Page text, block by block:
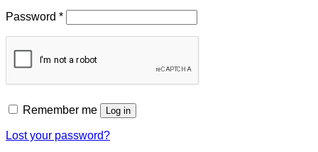
Password *Required
Remember me Log in
Lost your password?